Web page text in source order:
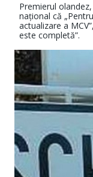
Premierul
național că
actualizare a
este completă”.